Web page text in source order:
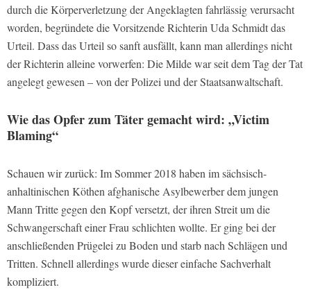
durch die Körperverletzung der Angeklagten fahrlässig verursacht
worden, begründete die Vorsitzende Richterin Uda Schmidt das
Urteil. Dass das Urteil so sanft ausfällt, kann man allerdings nicht
der Richterin alleine vorwerfen: Die Milde war seit dem Tag der Tat
angelegt gewesen – von der Polizei und der Staatsanwaltschaft.
Wie das Opfer zum Täter gemacht wird: „Victim
Blaming“
Schauen wir zurück: Im Sommer 2018 haben im sächsisch-
anhaltinischen Köthen afghanische Asylbewerber dem jungen
Mann Tritte gegen den Kopf versetzt, der ihren Streit um die
Schwangerschaft einer Frau schlichten wollte. Er ging bei der
anschließenden Prügelei zu Boden und starb nach Schlägen und
Tritten. Schnell allerdings wurde dieser einfache Sachverhalt
kompliziert.